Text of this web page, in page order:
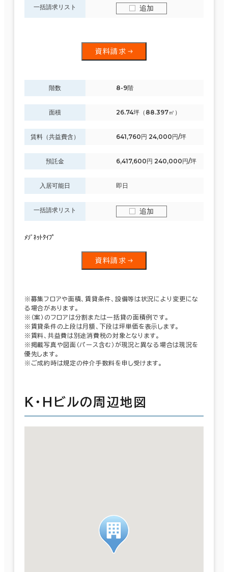
一括請求リスト 追加
資料請求
階数 8-9階
面積 26.74坪（88.397㎡）
賃料（共益費含） 641,760円 24,000円/坪
預託金 6,417,600円 240,000円/坪
入居可能日 即日
一括請求リスト 追加
ﾒｿﾞﾈｯﾄﾀｲﾌﾟ
資料請求
※募集フロアや面積、賃貸条件、設備等は状況により変更にな
る場合があります。
※（案）のフロアは分割または一括貸の面積例です。
※賃貸条件の上段は月額、下段は坪単価を表示します。
※賃料、共益費は別途消費税の対象となります。
※掲載写真や図面（パース含む）が現況と異なる場合は現況を
優先します。
※ご成約時は規定の仲介手数料を申し受けます。
Ｋ・Ｈビルの周辺地図